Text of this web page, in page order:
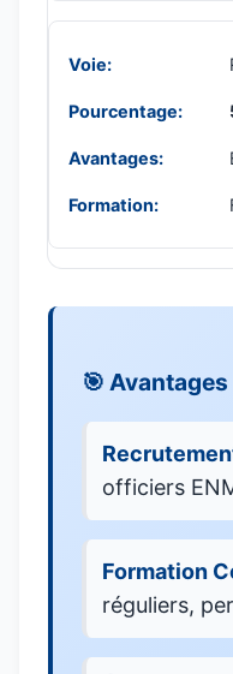
🎯
officiers
Formation
réguliers,